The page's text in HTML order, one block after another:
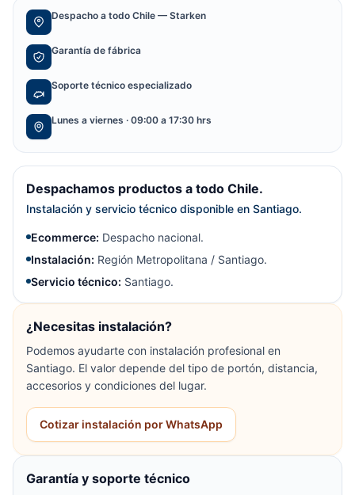
Despacho a todo Chile — Starken
Garantía de fábrica
Soporte técnico especializado
Lunes a viernes · 09:00 a 17:30 hrs
Despachamos productos a todo Chile.
Instalación y servicio técnico disponible en Santiago.
Ecommerce: Despacho nacional.
Instalación: Región Metropolitana / Santiago.
Servicio técnico: Santiago.
¿Necesitas instalación?
Podemos ayudarte con instalación profesional en
Santiago. El valor depende del tipo de portón, distancia,
accesorios y condiciones del lugar.
Cotizar instalación por WhatsApp
Garantía y soporte técnico